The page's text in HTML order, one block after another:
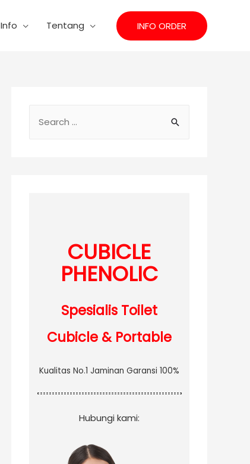
Info Tentang INFO ORDER
CUBICLE
PHENOLIC
Spesialis Toilet
Cubicle & Portable
Kualitas No.1 Jaminan Garansi 100%
Hubungi kami: